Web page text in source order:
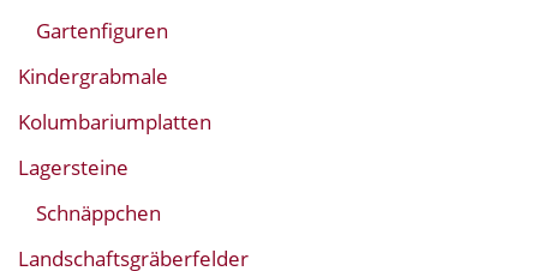
Gartenfiguren
Kindergrabmale
Kolumbariumplatten
Lagersteine
Schnäppchen
Landschaftsgräberfelder